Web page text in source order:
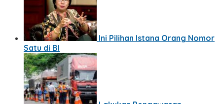
Ini Pilihan Istana Orang Nomor
Satu di BI